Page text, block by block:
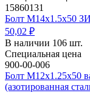
15860131
Болт М14х1.5х50
50,02 ₽
В наличии 106 шт.
Специальная цена
900-00-006
Болт М12х1.25х50
(азотированная